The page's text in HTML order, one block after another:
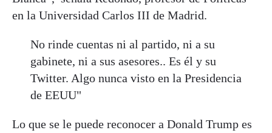
en la Universidad Carlos III de Madrid.
No rinde cuentas ni al partido, ni a su
gabinete, ni a sus asesores.. Es él y su
Twitter. Algo nunca visto en la Presidencia
de EEUU"
Lo que se le puede reconocer a Donald Trump es